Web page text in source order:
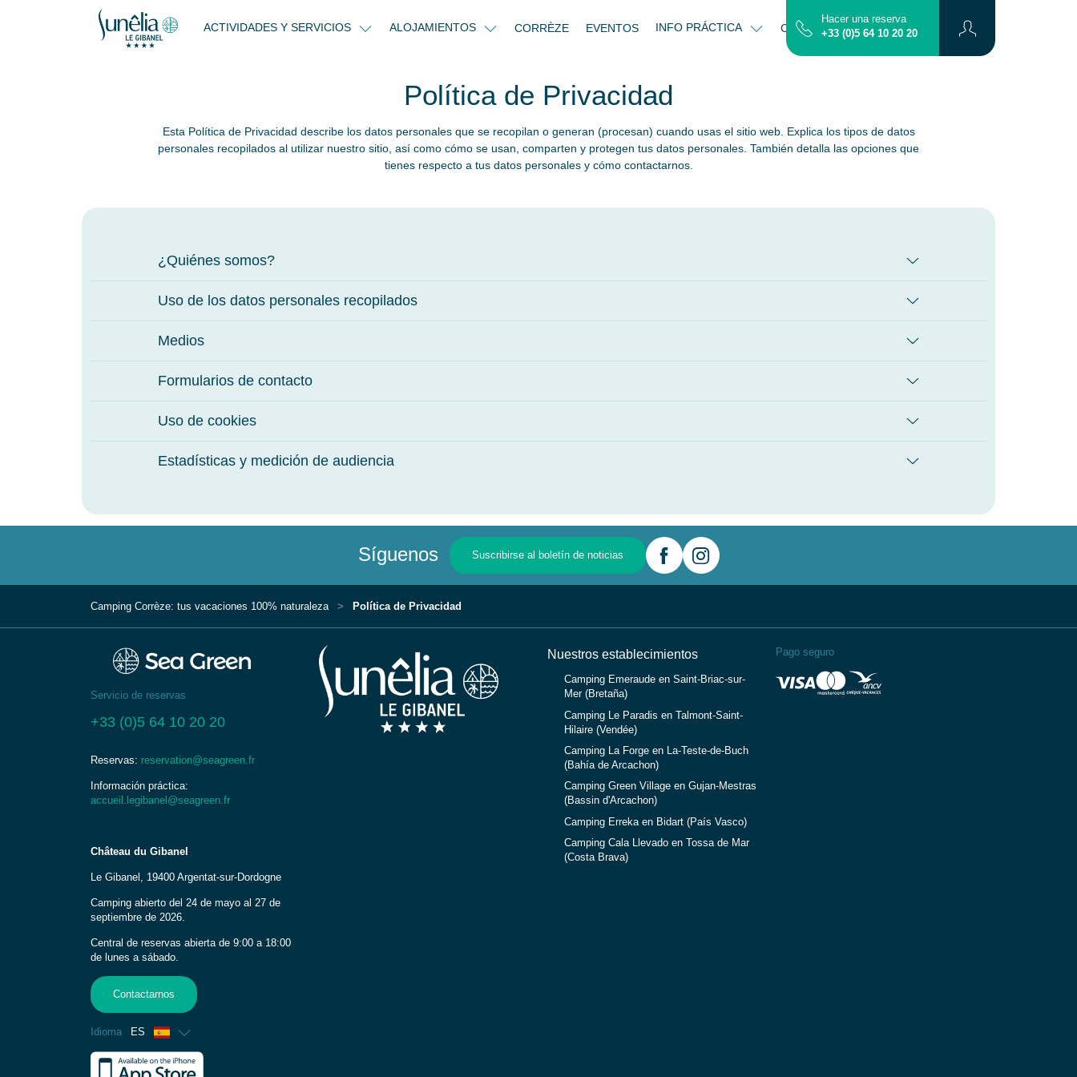
ACTIVIDADES Y SERVICIOS ALOJAMIENTOS CORRÈZE EVENTOS INFO PRÁCTICA CONTACTO MAPA
Hacer una reserva
+33 (0)5 64 10 20 20
Política de Privacidad
Esta Política de Privacidad describe los datos personales que se recopilan o generan (procesan) cuando usas el sitio web. Explica los tipos de datos
personales recopilados al utilizar nuestro sitio, así como cómo se usan, comparten y protegen tus datos personales. También detalla las opciones que
tienes respecto a tus datos personales y cómo contactarnos.
¿Quiénes somos?
Uso de los datos personales recopilados
Medios
Formularios de contacto
Uso de cookies
Estadísticas y medición de audiencia
Síguenos Suscribirse al boletín de noticias
Camping Corrèze: tus vacaciones 100% naturaleza Política de Privacidad
Servicio de reservas
+33 (0)5 64 10 20 20
Reservas: reservation@seagreen.fr
Información práctica:
accueil.legibanel@seagreen.fr
Château du Gibanel
Le Gibanel, 19400 Argentat-sur-Dordogne
Camping abierto del 24 de mayo al 27 de
septiembre de 2026.
Central de reservas abierta de 9:00 a 18:00
de lunes a sábado.
Contactarnos
Idioma ES
Francés
Nuestros establecimientos
Camping Emeraude en Saint-Briac-sur-
Mer (Bretaña)
Camping Le Paradis en Talmont-Saint-
Hilaire (Vendée)
Camping La Forge en La-Teste-de-Buch
(Bahía de Arcachon)
Camping Green Village en Gujan-Mestras
(Bassin d'Arcachon)
Camping Erreka en Bidart (País Vasco)
Camping Cala Llevado en Tossa de Mar
(Costa Brava)
Pago seguro